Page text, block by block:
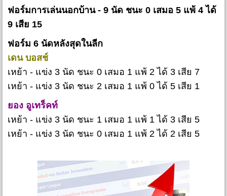
ฟอร์มการเล่นนอกบ้าน - 9 นัด ชนะ 0 เสมอ 5 แพ้ 4 ได้
9 เสีย 15
ฟอร์ม 6 นัดหลังสุดในลีก
เดน บอสช์
เหย้า - แข่ง 3 นัด ชนะ 0 เสมอ 1 แพ้ 2 ได้ 3 เสีย 7
เหย้า - แข่ง 3 นัด ชนะ 2 เสมอ 1 แพ้ 0 ได้ 5 เสีย 1
ยอง อูเทร็คท์
เหย้า - แข่ง 3 นัด ชนะ 1 เสมอ 1 แพ้ 1 ได้ 3 เสีย 5
เหย้า - แข่ง 3 นัด ชนะ 0 เสมอ 1 แพ้ 2 ได้ 2 เสีย 5